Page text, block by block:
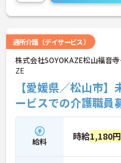
通所介護（デイサービス）
株式会社SOYOKAZE松山福音
ZE
【愛媛県／松山市
ービスでの介護職員
給料 時給1,180